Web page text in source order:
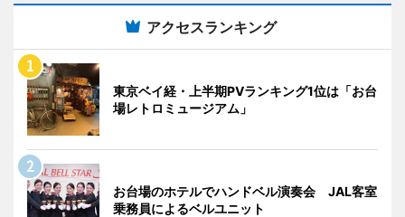
アクセスランキング
東京ベイ経・上半期PVランキング1位は「お台
場レトロミュージアム」
お台場のホテルでハンドベル演奏会 JAL客室
乗務員によるベルユニット